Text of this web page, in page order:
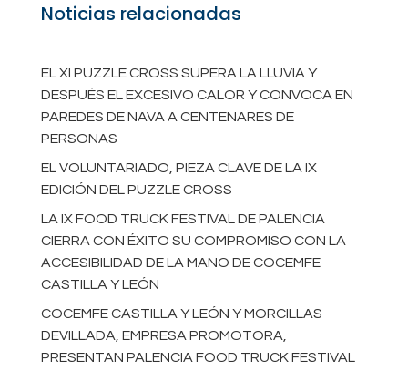
Noticias relacionadas
EL XI PUZZLE CROSS SUPERA LA LLUVIA Y
DESPUÉS EL EXCESIVO CALOR Y CONVOCA EN
PAREDES DE NAVA A CENTENARES DE
PERSONAS
EL VOLUNTARIADO, PIEZA CLAVE DE LA IX
EDICIÓN DEL PUZZLE CROSS
LA IX FOOD TRUCK FESTIVAL DE PALENCIA
CIERRA CON ÉXITO SU COMPROMISO CON LA
ACCESIBILIDAD DE LA MANO DE COCEMFE
CASTILLA Y LEÓN
COCEMFE CASTILLA Y LEÓN Y MORCILLAS
DEVILLADA, EMPRESA PROMOTORA,
PRESENTAN PALENCIA FOOD TRUCK FESTIVAL